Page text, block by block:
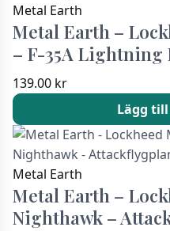
Metal Earth
Metal Earth –
– F-35A
139.00 kr
Lägg
Metal Earth
Metal Earth –
Nighthawk –